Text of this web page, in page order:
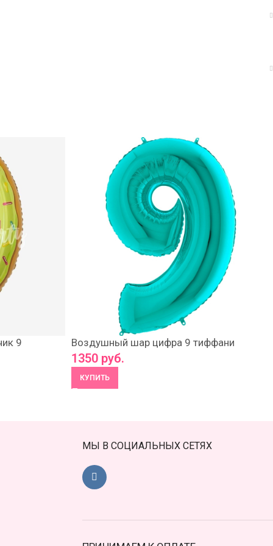
9 Воздушный шар цифра 9 тиффани
1350 руб.
КУПИТЬ
МЫ В СОЦИАЛЬНЫХ СЕТЯХ